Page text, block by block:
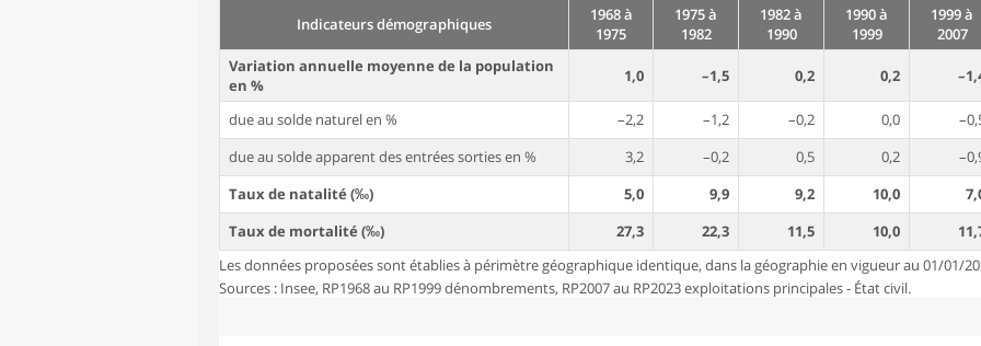
Indicateurs démographiques
1968 à
1975
1975 à
1982
1982 à
1990
1990 à
1999
1999 à
2007
Variation annuelle moyenne de la population
en %
1,0 –1,5 0,2 0,2
due au solde naturel en % –2,2 –1,2 –0,2 0,0
due au solde apparent des entrées sorties en %
3,2 –0,2 0,5 0,2
Taux de natalité (‰)
5,0 9,9 9,2 10,0
Taux de mortalité (‰)
27,3 22,3 11,5 10,0
Les données proposées sont établies à périmètre géographique identique, dans la géographie en vigueur au 01/01/
Sources : Insee, RP1968 au RP1999 dénombrements, RP2007 au RP2023 exploitations principales - État civil.